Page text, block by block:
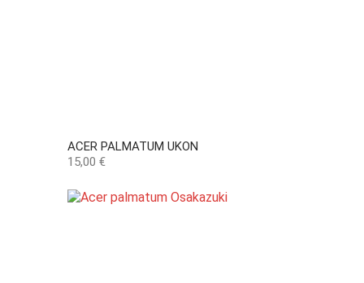
ACER PALMATUM UKON
Preço
15,00 €